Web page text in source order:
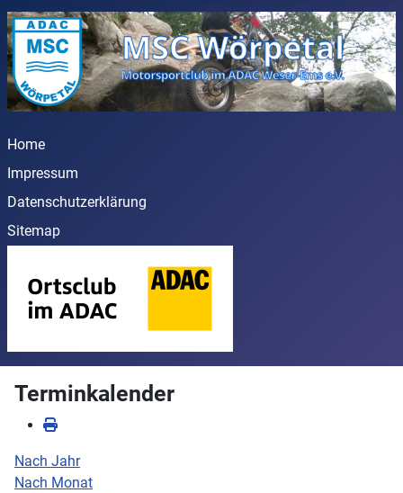
Home
Impressum
Datenschutzerklärung
Sitemap
Terminkalender
Nach Jahr
Nach Monat